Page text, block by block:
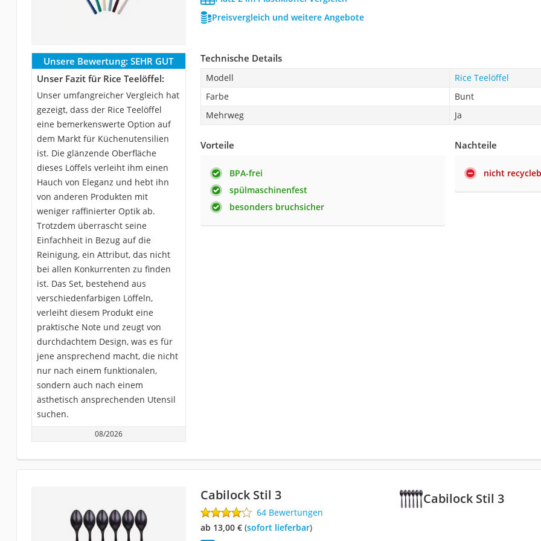
Preisvergleich und weitere Angebote
Unsere Bewertung: SEHR GUT
Unser Fazit für Rice Teelöffel:
Unser umfangreicher Vergleich hat
gezeigt, dass der Rice Teelöffel
eine bemerkenswerte Option auf
dem Markt für Küchenutensilien
ist. Die glänzende Oberfläche
dieses Löffels verleiht ihm einen
Hauch von Eleganz und hebt ihn
von anderen Produkten mit
weniger raffinierter Optik ab.
Trotzdem überrascht seine
Einfachheit in Bezug auf die
Reinigung, ein Attribut, das nicht
bei allen Konkurrenten zu finden
ist. Das Set, bestehend aus
verschiedenfarbigen Löffeln,
verleiht diesem Produkt eine
praktische Note und zeugt von
durchdachtem Design, was es für
jene ansprechend macht, die nicht
nur nach einem funktionalen,
sondern auch nach einem
ästhetisch ansprechenden Utensil
suchen.
08/2026
Technische Details
Modell
Rice Teelöffel
Farbe
Bunt
Mehrweg
Ja
Vorteile
BPA-frei
spülmaschinenfest
besonders bruchsicher
Nachteile
nicht
Cabilock Stil 3
Cabilock Stil 3
64 Bewertungen
ab 13,00 €( Sofort lieferbar)